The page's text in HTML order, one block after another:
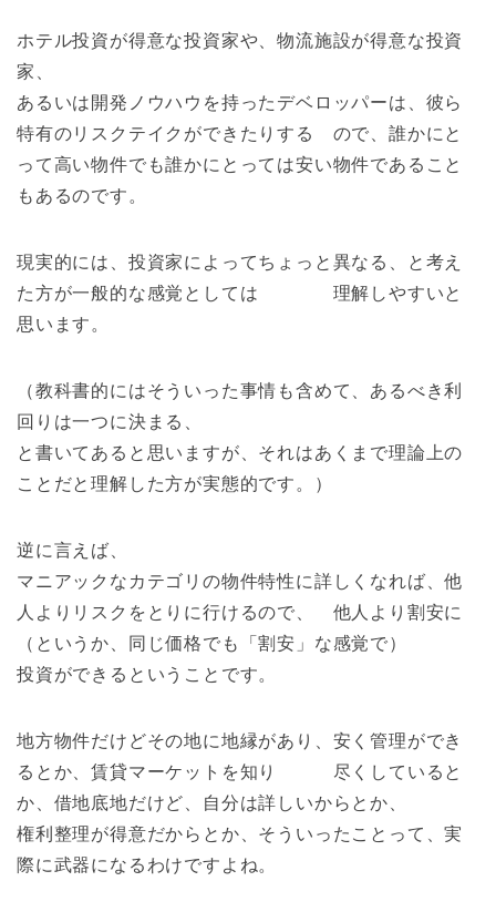
ホテル投資が得意な投資家や、物流施設が得意な投資
家、
あるいは開発ノウハウを持ったデベロッパーは、彼ら
特有のリスクテイクができたりする ので、誰かにと
って高い物件でも誰かにとっては安い物件であること
もあるのです。
現実的には、投資家によってちょっと異なる、と考え
た方が一般的な感覚としては 理解しやすいと
思います。
（教科書的にはそういった事情も含めて、あるべき利
回りは一つに決まる、
と書いてあると思いますが、それはあくまで理論上の
ことだと理解した方が実態的です。）
逆に言えば、
マニアックなカテゴリの物件特性に詳しくなれば、他
人よりリスクをとりに行けるので、 他人より割安に
（というか、同じ価格でも「割安」な感覚で）
投資ができるということです。
地方物件だけどその地に地縁があり、安く管理ができ
るとか、賃貸マーケットを知り 尽くしていると
か、借地底地だけど、自分は詳しいからとか、
権利整理が得意だからとか、そういったことって、実
際に武器になるわけですよね。